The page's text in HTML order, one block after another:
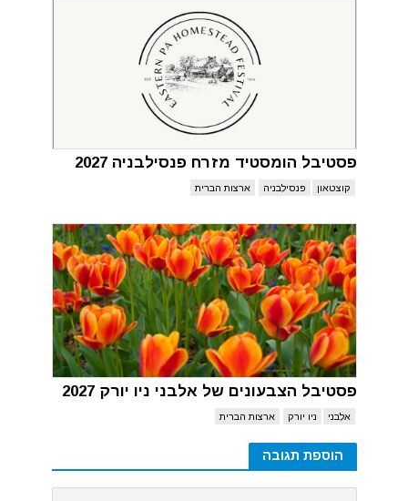
פסטיבל הומסטיד מזרח פנסילבניה 2027
קוצטאון פנסילבניה ארצות הברית
פסטיבל הצבעונים של אלבני ניו יורק 2027
אלבני ניו יורק ארצות הברית
הוספת תגובה